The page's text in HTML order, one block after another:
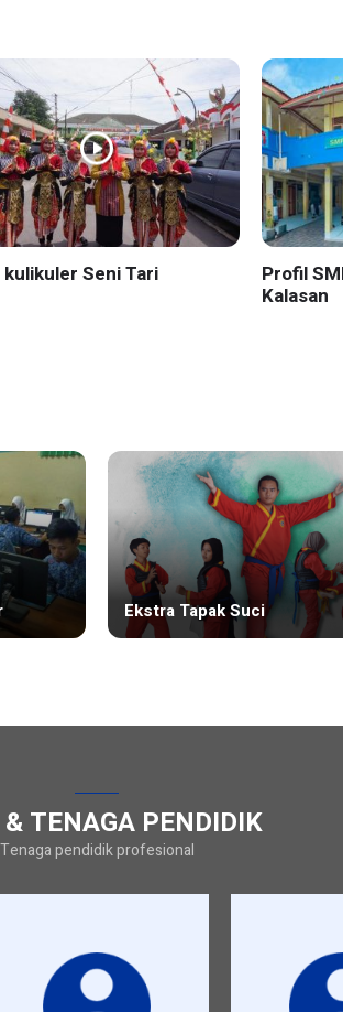
Seni Tari
Profil
Kalasan
Ekstra Tapak Suci
& TENAGA PENDIDIK
Tenaga pendidik profesional